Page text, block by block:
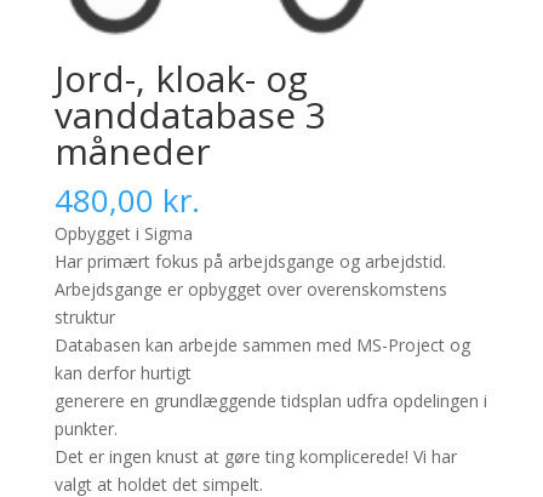
Jord-, kloak- og
vanddatabase 3
måneder
480,00 kr.
Opbygget i Sigma
Har primært fokus på arbejdsgange og arbejdstid.
Arbejdsgange er opbygget over overenskomstens
struktur
Databasen kan arbejde sammen med MS-Project og
kan derfor hurtigt
generere en grundlæggende tidsplan udfra opdelingen i
punkter.
Det er ingen knust at gøre ting komplicerede! Vi har
valgt at holdet det simpelt.